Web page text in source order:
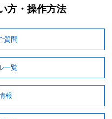
方・操作方法
質問
一覧
報